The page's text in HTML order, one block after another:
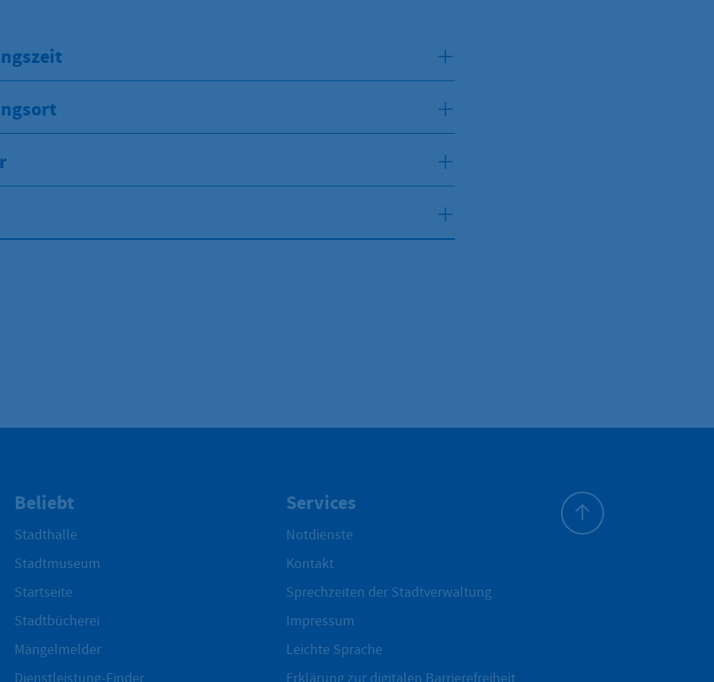
Beliebt
Stadthalle
Stadtmuseum
Startseite
Stadtbücherei
Mängelmelder
Services
Notdienste
Kontakt
Sprechzeiten der Stadtverwaltung
Impressum
Leichte Sprache